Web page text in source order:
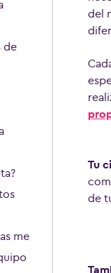
del
Tu
de
de
me